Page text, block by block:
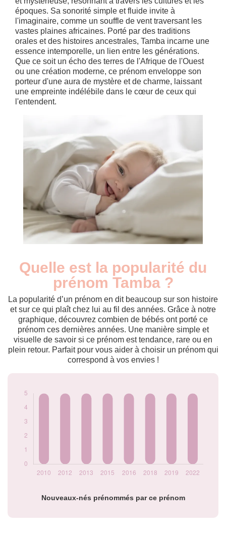
époques. Sa sonorité simple et fluide invite à
l'imaginaire, comme un souffle de vent traversant les
vastes plaines africaines. Porté par des traditions
orales et des histoires ancestrales, Tamba incarne une
essence intemporelle, un lien entre les générations.
Que ce soit un écho des terres de l'Afrique de l'Ouest
ou une création moderne, ce prénom enveloppe son
porteur d'une aura de mystère et de charme, laissant
une empreinte indélébile dans le cœur de ceux qui
l'entendent.
Quelle est la popularité du
prénom Tamba ?
La popularité d’un prénom en dit beaucoup sur son histoire
et sur ce qui plaît chez lui au fil des années. Grâce à notre
graphique, découvrez combien de bébés ont porté ce
prénom ces dernières années. Une manière simple et
visuelle de savoir si ce prénom est tendance, rare ou en
plein retour. Parfait pour vous aider à choisir un prénom qui
correspond à vos envies !
Nouveaux-nés prénommés par ce prénom
prénom Tamba par
Année
Nouveaux-
nés
2012
5
2013
5
2015
5
2016
5
2018
5
2019
5